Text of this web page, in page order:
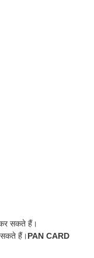
कर सकते हैं।
सकते हैं।PAN CARD